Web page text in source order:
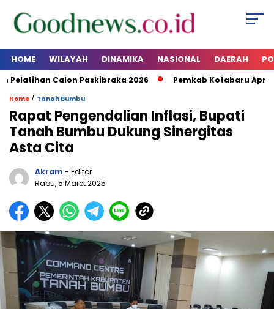
HOME WILAYAH DINAMIKA NASIONAL DAERAH
Calon Paskibraka 2026 Pemkab Kotabaru
Home / Tanah Bumbu
Rapat Pengendalian Inflasi, Bupati
Tanah Bumbu Dukung Sinergitas
Asta Cita
Akram - Editor
Rabu, 5 Maret 2025